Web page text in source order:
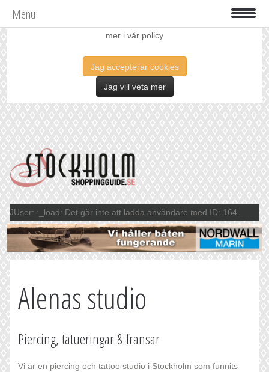
Vi använder oss av cookies för att förbättra din upplevelse. Läs
mer i vår policy
Jag accepterar cookies
Jag vill veta mer
Menu
JUser: :_load: Det går inte att ladda användare med ID: 164
Alenas studio
Piercing, tatueringar & fransar
Vi är en piercing och tattoo studio i Stockholm som funnits